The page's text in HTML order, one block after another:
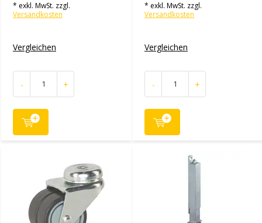
* exkl. MwSt. zzgl.
Versandkosten
Vergleichen
- +
* exkl. MwSt. zzgl.
Versandkosten
Vergleichen
- +